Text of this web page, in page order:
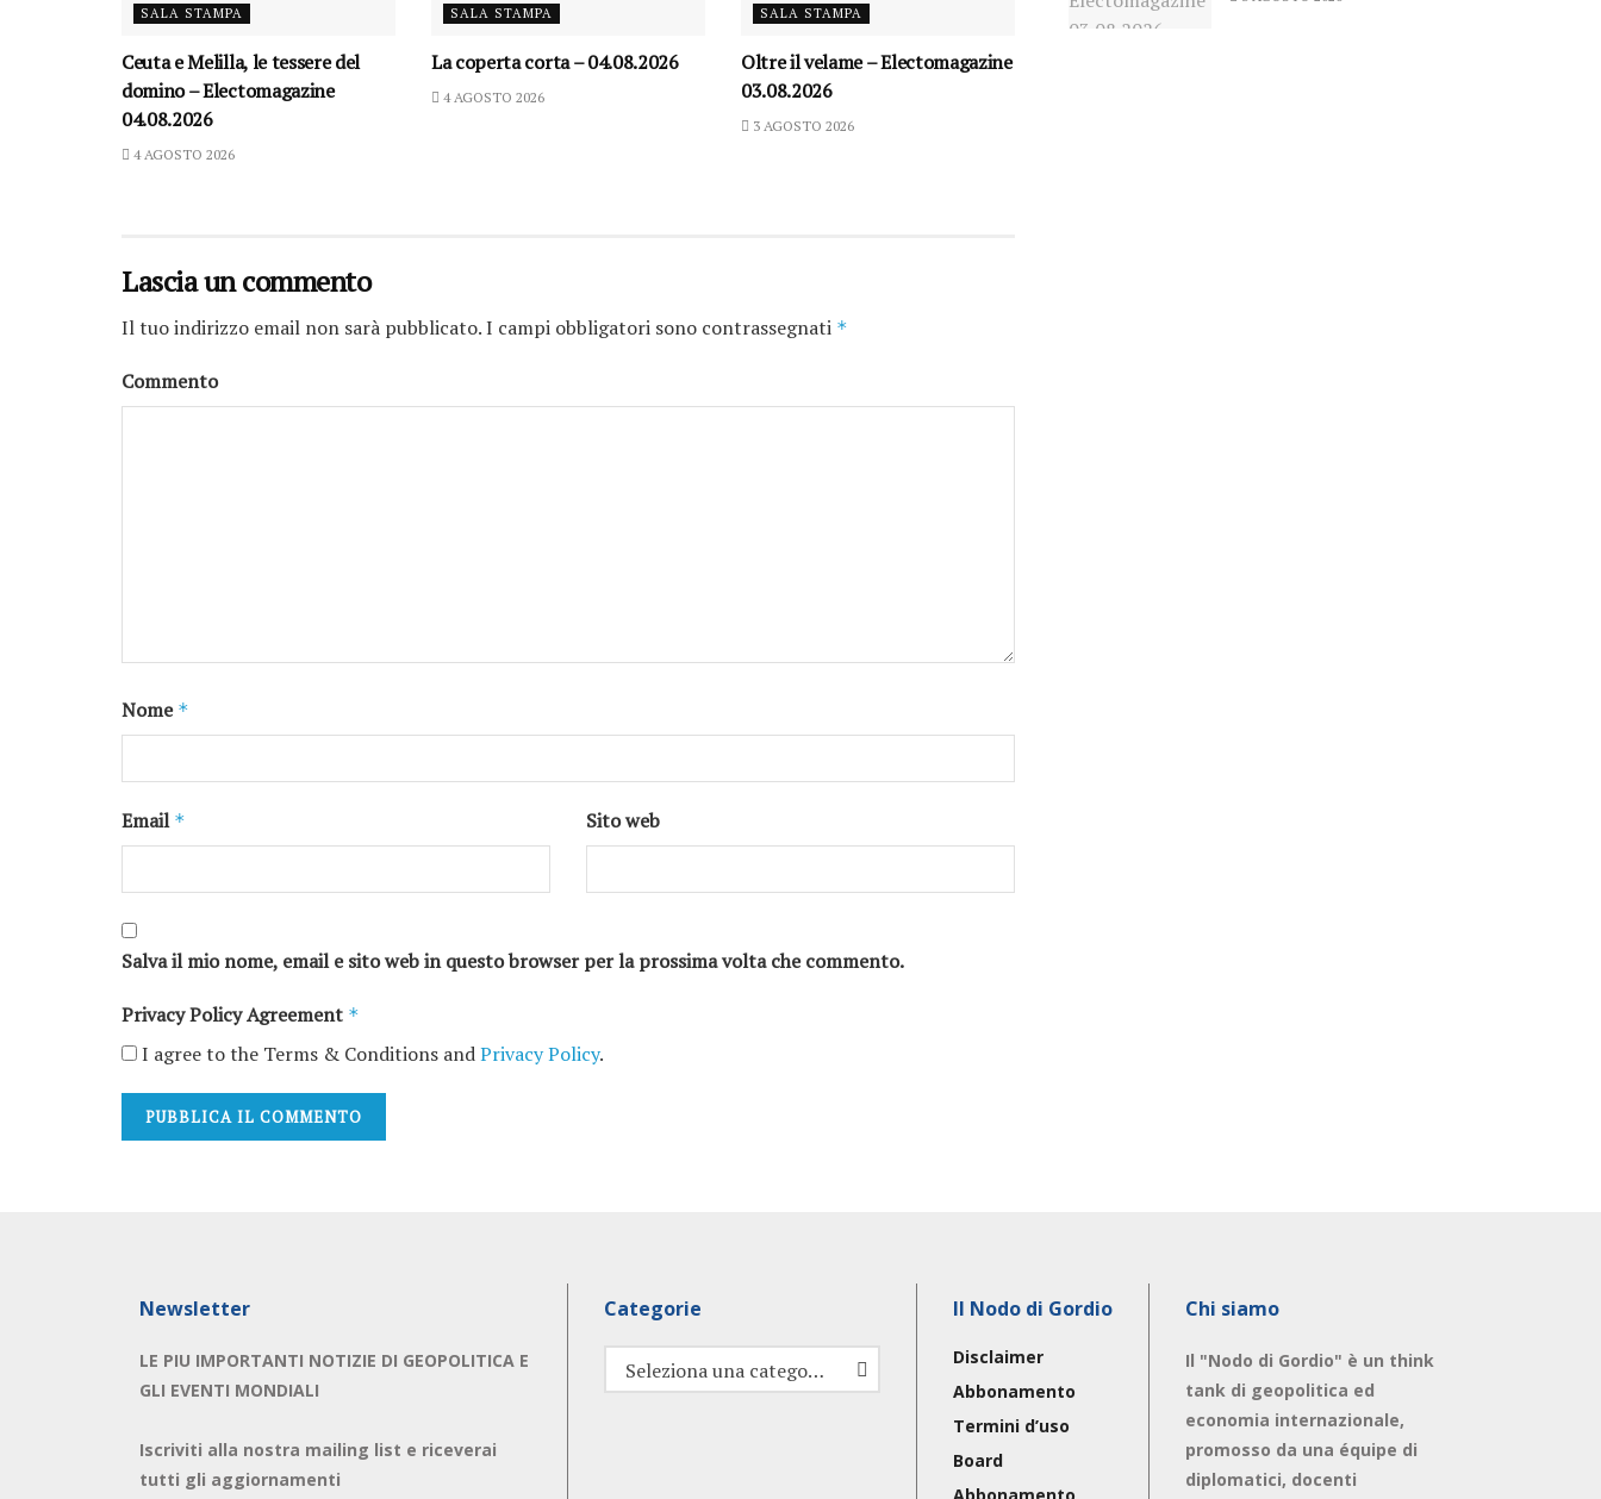
SALA STAMPA
Ceuta e Melilla, le tessere del
domino – Electomagazine
04.08.2026
4 AGOSTO 2026
SALA STAMPA
La coperta corta – 04.08.2026
4 AGOSTO 2026
SALA STAMPA
Oltre il velame – Electomagazine
03.08.2026
3 AGOSTO 2026
Lascia un commento
Il tuo indirizzo email non sarà pubblicato.I campi obbligatori sono contrassegnati *
Commento
Nome *
Email * Sito web
Salva il mio nome, email e sito web in questo browser per la prossima volta che commento.
Privacy Policy Agreement *
I agree to the Terms & Conditions andPrivacy Policy.
Newsletter
LE PIU IMPORTANTI NOTIZIE DI GEOPOLITICA E
GLI EVENTI MONDIALI
Iscriviti alla nostra mailing list e riceverai
tutti gli aggiornamenti
Categorie
Categorie Seleziona una categoria
Il Nodo di Gordio
Disclaimer
Abbonamento
Termini d’uso
Board
Chi siamo
Il "Nodo di Gordio" è un think
tank di geopolitica ed
economia internazionale,
promosso da una équipe di
diplomatici, docenti